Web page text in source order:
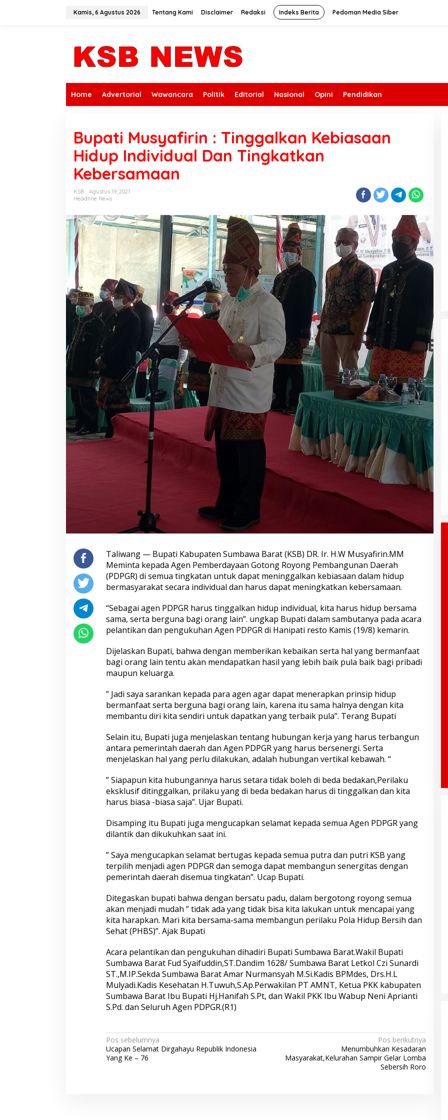
Kamis, 6 Agustus 2026 Tentang Kami Disclaimer Redaksi Indeks Berita Pedoman Media Siber
Home Advertorial Wawancara Politik Editorial Nasional Opini Pendidikan
Bupati Musyafirin : Tinggalkan Kebiasaan
Hidup Individual Dan Tingkatkan
Kebersamaan
KSB
Agustus 19, 2021
Headline News
Taliwang — Bupati Kabupaten Sumbawa Barat (KSB) DR. Ir. H.W Musyafirin.MM
Meminta kepada Agen Pemberdayaan Gotong Royong Pembangunan Daerah
(PDPGR) di semua tingkatan untuk dapat meninggalkan kebiasaan dalam hidup
bermasyarakat secara individual dan harus dapat meningkatkan kebersamaan.
“Sebagai agen PDPGR harus tinggalkan hidup individual, kita harus hidup bersama
sama, serta berguna bagi orang lain”. ungkap Bupati dalam sambutanya pada acara
pelantikan dan pengukuhan Agen PDPGR di Hanipati resto Kamis (19/8) kemarin.
Dijelaskan Bupati, bahwa dengan memberikan kebaikan serta hal yang bermanfaat
bagi orang lain tentu akan mendapatkan hasil yang lebih baik pula baik bagi pribadi
maupun keluarga.
” Jadi saya sarankan kepada para agen agar dapat menerapkan prinsip hidup
bermanfaat serta berguna bagi orang lain, karena itu sama halnya dengan kita
membantu diri kita sendiri untuk dapatkan yang terbaik pula”. Terang Bupati
Selain itu, Bupati juga menjelaskan tentang hubungan kerja yang harus terbangun
antara pemerintah daerah dan Agen PDPGR yang harus bersenergi. Serta
menjelaskan hal yang perlu dilakukan, adalah hubungan vertikal kebawah. “
” Siapapun kita hubungannya harus setara tidak boleh di beda bedakan,Perilaku
eksklusif ditinggalkan, prilaku yang di beda bedakan harus di tinggalkan dan kita
harus biasa -biasa saja”. Ujar Bupati.
Disamping itu Bupati juga mengucapkan selamat kepada semua Agen PDPGR yang
dilantik dan dikukuhkan saat ini.
” Saya mengucapkan selamat bertugas kepada semua putra dan putri KSB yang
terpilih menjadi agen PDPGR dan semoga dapat membangun senergitas dengan
pemerintah daerah disemua tingkatan”. Ucap Bupati.
Ditegaskan bupati bahwa dengan bersatu padu, dalam bergotong royong semua
akan menjadi mudah ” tidak ada yang tidak bisa kita lakukan untuk mencapai yang
kita harapkan. Mari kita bersama-sama membangun perilaku Pola Hidup Bersih dan
Sehat (PHBS)”. Ajak Bupati
Acara pelantikan dan pengukuhan dihadiri Bupati Sumbawa Barat.Wakil Bupati
Sumbawa Barat Fud Syaifuddin,ST.Dandim 1628/ Sumbawa Barat Letkol Czi Sunardi
ST.,M.IP.Sekda Sumbawa Barat Amar Nurmansyah M.Si.Kadis BPMdes, Drs.H.L
Mulyadi.Kadis Kesehatan H.Tuwuh,S.Ap.Perwakilan PT AMNT, Ketua PKK kabupaten
Sumbawa Barat Ibu Bupati Hj.Hanifah S.Pt, dan Wakil PKK Ibu Wabup Neni Aprianti
S.Pd. dan Seluruh Agen PDPGR.(R1)
N
a
Pos sebelumnya
Ucapan Selamat Dirgahayu Republik Indonesia
Yang Ke – 76
Pos berikutnya
Menumbuhkan Kesadaran
Masyarakat,Kelurahan Sampir Gelar Lomba
Sebersih Roro